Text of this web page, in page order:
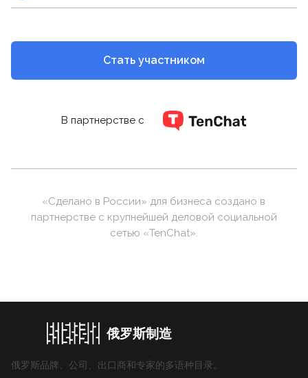
Стать участником
В партнерстве с
«Сделано в России» для бизнеса создано в
партнерстве с крупнейшей деловой социальной
сетью «TenChat».
俄罗斯制造
俄罗斯品牌、公司、出口商和专家的多语种目录。